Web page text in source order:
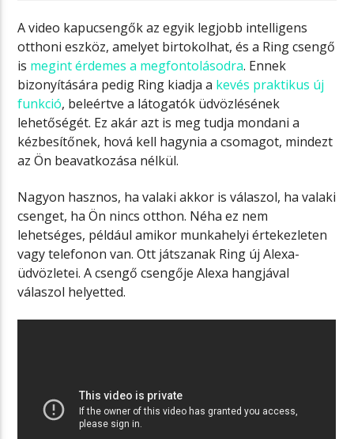
A video kapucsengők az egyik legjobb intelligens
otthoni eszköz, amelyet birtokolhat, és a Ring csengő
is megint érdemes a megfontolásodra. Ennek
bizonyítására pedig Ring kiadja a kevés praktikus új
funkció, beleértve a látogatók üdvözlésének
lehetőségét. Ez akár azt is meg tudja mondani a
kézbesítőnek, hová kell hagynia a csomagot, mindezt
az Ön beavatkozása nélkül.
Nagyon hasznos, ha valaki akkor is válaszol, ha valaki
csenget, ha Ön nincs otthon. Néha ez nem
lehetséges, például amikor munkahelyi értekezleten
vagy telefonon van. Ott játszanak Ring új Alexa-
üdvözletei. A csengő csengője Alexa hangjával
válaszol helyetted.